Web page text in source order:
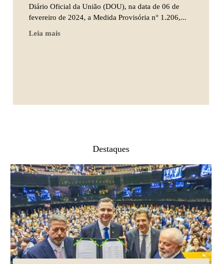
Diário Oficial da União (DOU), na data de 06 de
fevereiro de 2024, a Medida Provisória n° 1.206,...
Leia mais
Destaques